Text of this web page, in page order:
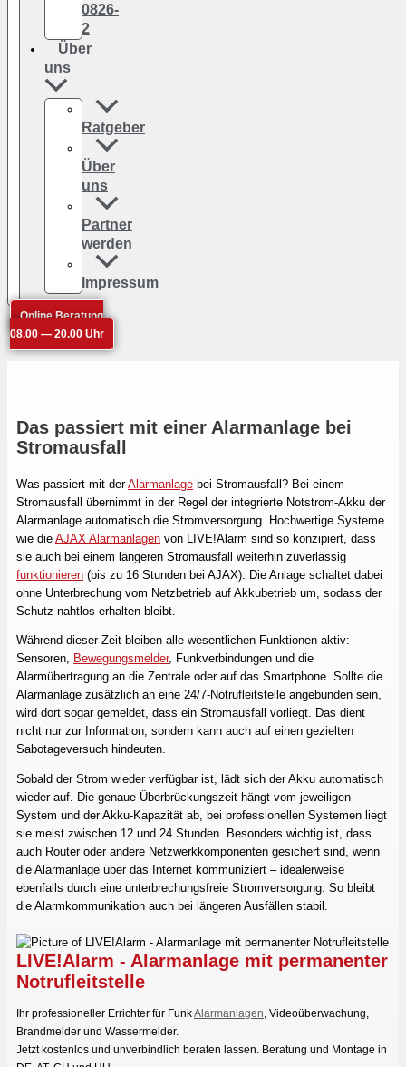
0826-
2
Über
uns
Ratgeber
Über
uns
Partner
werden
Impressum
Online Beratung
08.00 — 20.00 Uhr
Das passiert mit einer Alarmanlage bei
Stromausfall
Was passiert mit derAlarmanlage bei Stromausfall? Bei einem
Stromausfall übernimmt in der Regel der integrierte Notstrom-Akku der
Alarmanlage automatisch die Stromversorgung. Hochwertige Systeme
wie die AJAX Alarmanlagen von LIVE!Alarm sind so konzipiert, dass
sie auch bei einem längeren Stromausfall weiterhin zuverlässig
funktionieren (bis zu 16 Stunden bei AJAX). Die Anlage schaltet dabei
ohne Unterbrechung vom Netzbetrieb auf Akkubetrieb um, sodass der
Schutz nahtlos erhalten bleibt.
Während dieser Zeit bleiben alle wesentlichen Funktionen aktiv:
Sensoren, Bewegungsmelder, Funkverbindungen und die
Alarmübertragung an die Zentrale oder auf das Smartphone. Sollte die
Alarmanlage zusätzlich an eine 24/7-Notrufleitstelle angebunden sein,
wird dort sogar gemeldet, dass ein Stromausfall vorliegt. Das dient
nicht nur zur Information, sondern kann auch auf einen gezielten
Sabotageversuch hindeuten.
Sobald der Strom wieder verfügbar ist, lädt sich der Akku automatisch
wieder auf. Die genaue Überbrückungszeit hängt vom jeweiligen
System und der Akku-Kapazität ab, bei professionellen Systemen liegt
sie meist zwischen 12 und 24 Stunden. Besonders wichtig ist, dass
auch Router oder andere Netzwerkkomponenten gesichert sind, wenn
die Alarmanlage über das Internet kommuniziert – idealerweise
ebenfalls durch eine unterbrechungsfreie Stromversorgung. So bleibt
die Alarmkommunikation auch bei längeren Ausfällen stabil.
LIVE!Alarm - Alarmanlage mit permanenter
Notrufleitstelle
Ihr professioneller Errichter für FunkAlarmanlagen, Videoüberwachung,
Brandmelder und Wassermelder.
Jetzt kostenlos und unverbindlich beraten lassen. Beratung und Montage in